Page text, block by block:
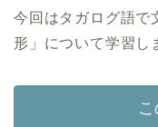
今回はタガログ語で
形」について学習し